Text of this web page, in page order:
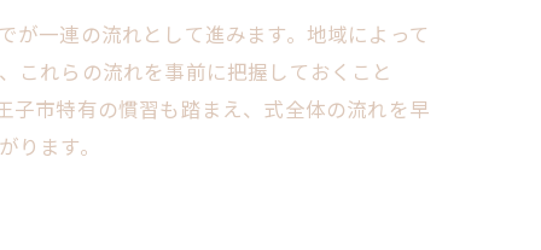
が一連の流れとして進みます。地域によって
これらの流れを事前に把握しておくこと
子市特有の慣習も踏まえ、式全体の流れを早
ります。